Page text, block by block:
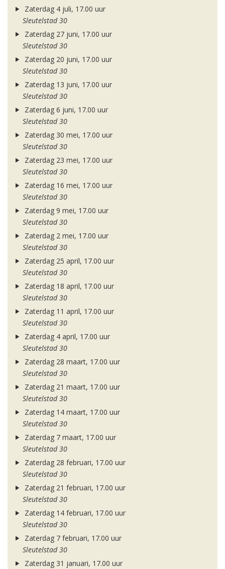
Zaterdag 4 juli, 17.00 uur
Sleutelstad 30
Zaterdag 27 juni, 17.00 uur
Sleutelstad 30
Zaterdag 20 juni, 17.00 uur
Sleutelstad 30
Zaterdag 13 juni, 17.00 uur
Sleutelstad 30
Zaterdag 6 juni, 17.00 uur
Sleutelstad 30
Zaterdag 30 mei, 17.00 uur
Sleutelstad 30
Zaterdag 23 mei, 17.00 uur
Sleutelstad 30
Zaterdag 16 mei, 17.00 uur
Sleutelstad 30
Zaterdag 9 mei, 17.00 uur
Sleutelstad 30
Zaterdag 2 mei, 17.00 uur
Sleutelstad 30
Zaterdag 25 april, 17.00 uur
Sleutelstad 30
Zaterdag 18 april, 17.00 uur
Sleutelstad 30
Zaterdag 11 april, 17.00 uur
Sleutelstad 30
Zaterdag 4 april, 17.00 uur
Sleutelstad 30
Zaterdag 28 maart, 17.00 uur
Sleutelstad 30
Zaterdag 21 maart, 17.00 uur
Sleutelstad 30
Zaterdag 14 maart, 17.00 uur
Sleutelstad 30
Zaterdag 7 maart, 17.00 uur
Sleutelstad 30
Zaterdag 28 februari, 17.00 uur
Sleutelstad 30
Zaterdag 21 februari, 17.00 uur
Sleutelstad 30
Zaterdag 14 februari, 17.00 uur
Sleutelstad 30
Zaterdag 7 februari, 17.00 uur
Sleutelstad 30
Zaterdag 31 januari, 17.00 uur